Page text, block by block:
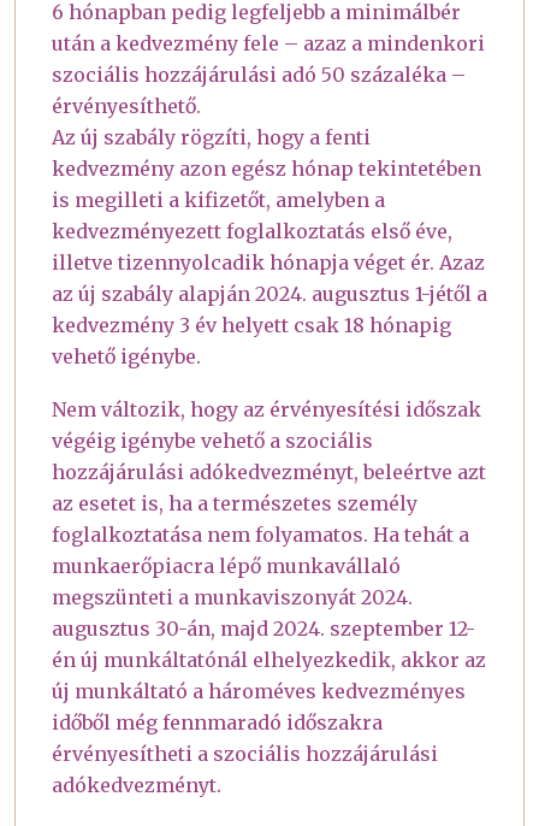
6 hónapban pedig legfeljebb a minimálbér
után a kedvezmény fele – azaz a mindenkori
szociális hozzájárulási adó 50 százaléka –
érvényesíthető.
Az új szabály rögzíti, hogy a fenti
kedvezmény azon egész hónap tekintetében
is megilleti a kifizetőt, amelyben a
kedvezményezett foglalkoztatás első éve,
illetve tizennyolcadik hónapja véget ér. Azaz
az új szabály alapján 2024. augusztus 1-jétől a
kedvezmény 3 év helyett csak 18 hónapig
vehető igénybe.
Nem változik, hogy az érvényesítési időszak
végéig igénybe vehető a szociális
hozzájárulási adókedvezményt, beleértve azt
az esetet is, ha a természetes személy
foglalkoztatása nem folyamatos. Ha tehát a
munkaerőpiacra lépő munkavállaló
megszünteti a munkaviszonyát 2024.
augusztus 30-án, majd 2024. szeptember 12-
én új munkáltatónál elhelyezkedik, akkor az
új munkáltató a hároméves kedvezményes
időből még fennmaradó időszakra
érvényesítheti a szociális hozzájárulási
adókedvezményt.